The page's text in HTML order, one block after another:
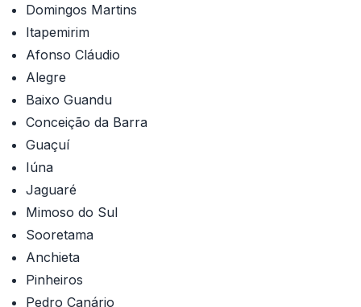
Domingos Martins
Itapemirim
Afonso Cláudio
Alegre
Baixo Guandu
Conceição da Barra
Guaçuí
Iúna
Jaguaré
Mimoso do Sul
Sooretama
Anchieta
Pinheiros
Pedro Canário